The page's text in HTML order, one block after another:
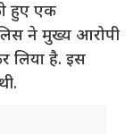
हुए एक
ने मुख्य आरोपी
लिया है. इस